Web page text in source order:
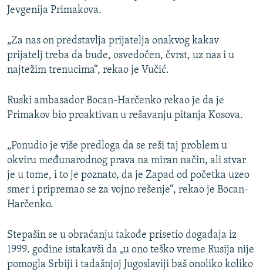
NASTANAK I RASPAD JUGOSLAVIJE
Jevgenija Primakova.
„Za nas on predstavlja prijatelja onakvog kakav
prijatelj treba da bude, osvedočen, čvrst, uz nas i u
najtežim trenucima“, rekao je Vučić.
Ruski ambasador Bocan-Harčenko rekao je da je
Primakov bio proaktivan u rešavanju pitanja Kosova.
„Ponudio je više predloga da se reši taj problem u
okviru međunarodnog prava na miran način, ali stvar
je u tome, i to je poznato, da je Zapad od početka uzeo
smer i pripremao se za vojno rešenje“, rekao je Bocan-
Harčenko.
Stepašin se u obraćanju takođe prisetio događaja iz
1999. godine istakavši da „u ono teško vreme Rusija nije
pomogla Srbiji i tadašnjoj Jugoslaviji baš onoliko koliko